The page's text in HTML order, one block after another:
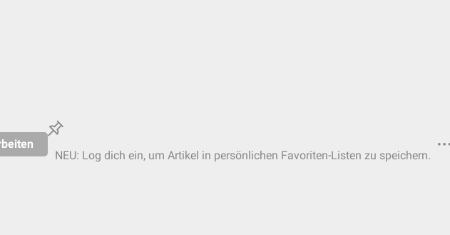
NEU: Log dich ein, um Artikel in persönlichen Favoriten-Listen zu speichern.